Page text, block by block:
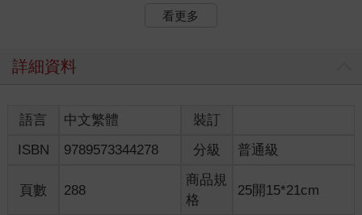
覺得有趣，但心裡也早就放棄了。想著能結婚就太好了，卻也完
不了解何謂努力，後來卻也試著去做。
於死腦筋，卻在感到焦慮前就懷孕了。雖然還沒有醫師的判斷，
雖然是沒預料到家附近會有熊出沒、還有人死掉──
充琉收拾完早餐餐具又去洗了衣服，在客廳一隅的「書房角落」
看更多
詳細資料
語言 中文繁體
裝訂
ISBN
9789573344278 分級 普通級
頁數 288
商品規
格
25開15*21cm